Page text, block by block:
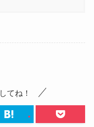
てね！